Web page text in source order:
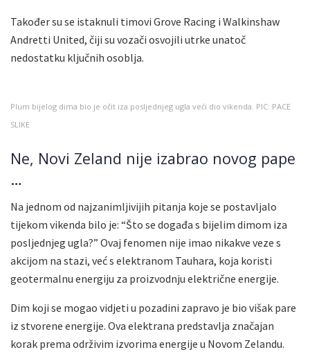
Također su se istaknuli timovi Grove Racing i Walkinshaw
Andretti United, čiji su vozači osvojili utrke unatoč
nedostatku ključnih osoblja.
Plum bijelog dima bio je očit iza posljednjeg ugla veći dio vikenda. PIC: PACE
SLIKE
Ne, Novi Zeland nije izabrao novog pape
…
Na jednom od najzanimljivijih pitanja koje se postavljalo
tijekom vikenda bilo je: “Što se događa s bijelim dimom iza
posljednjeg ugla?” Ovaj fenomen nije imao nikakve veze s
akcijom na stazi, već s elektranom Tauhara, koja koristi
geotermalnu energiju za proizvodnju električne energije.
Dim koji se mogao vidjeti u pozadini zapravo je bio višak pare
iz stvorene energije. Ova elektrana predstavlja značajan
korak prema održivim izvorima energije u Novom Zelandu.